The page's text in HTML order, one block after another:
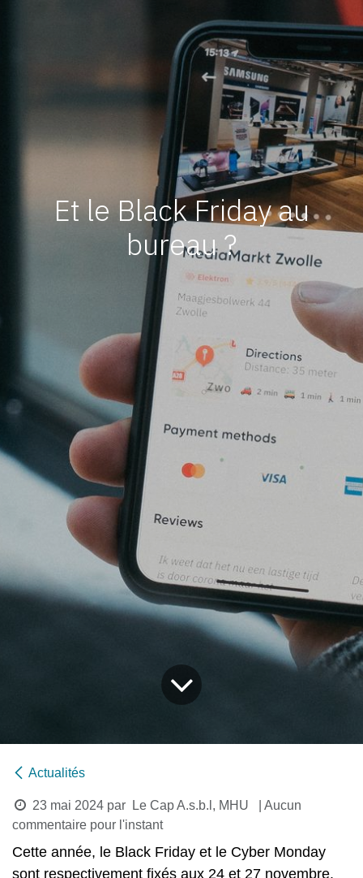
Et le Black Friday au
bureau ?
Actualités
23 mai 2024 par Le Cap A.s.b.l, MHU
| Aucun
commentaire pour l'instant
Cette année, le Black Friday et le Cyber Monday
sont respectivement fixés aux 24 et 27 novembre.